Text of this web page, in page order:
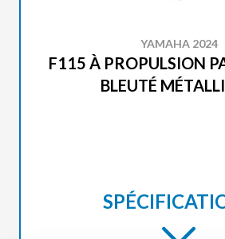
YAMAHA 2024
F115 À PROPULSION
BLEUTÉ